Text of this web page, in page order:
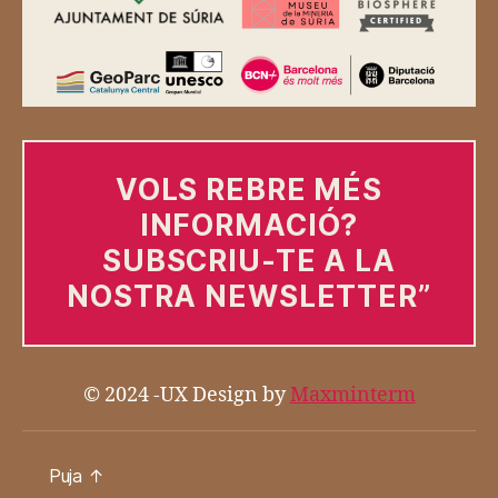
VOLS REBRE MÉS
INFORMACIÓ?
SUBSCRIU-TE A LA
NOSTRA NEWSLETTER”
© 2024 -UX Design byMaxminterm
Puja ↑